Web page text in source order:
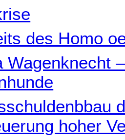
des Homo
Wagenknecht
hoher